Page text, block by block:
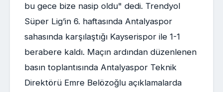
bu gece bize nasip oldu" dedi. Trendyol
Süper Lig’in 6. haftasında Antalyaspor
sahasında karşılaştığı Kayserispor ile 1-1
berabere kaldı. Maçın ardından düzenlenen
basın toplantısında Antalyaspor Teknik
Direktörü Emre Belözoğlu açıklamalarda